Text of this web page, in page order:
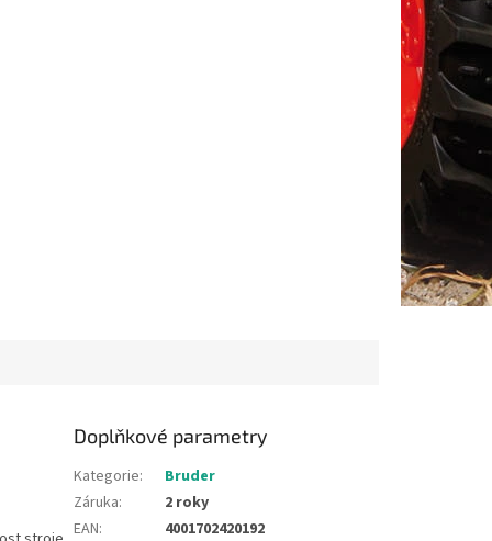
Doplňkové parametry
Kategorie:
Bruder
Záruka:
2 roky
EAN: 4001702420192